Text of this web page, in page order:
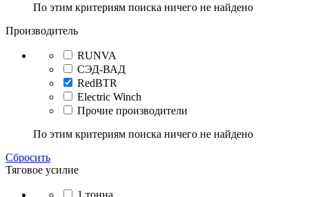
По этим критериям поиска ничего не найдено
Производитель
RUNVA
СЭД-ВАД
RedBTR
Electric Winch
Прочие производители
По этим критериям поиска ничего не найдено
Сбросить
Тяговое усилие
1 тонна